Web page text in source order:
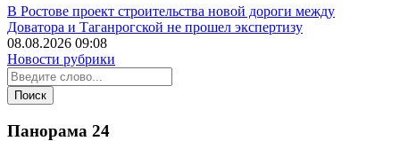
В Ростове проект строительства новой дороги между
Доватора и Таганрогской не прошел экспертизу
08.08.2026 09:08
Новости рубрики
Панорама 24